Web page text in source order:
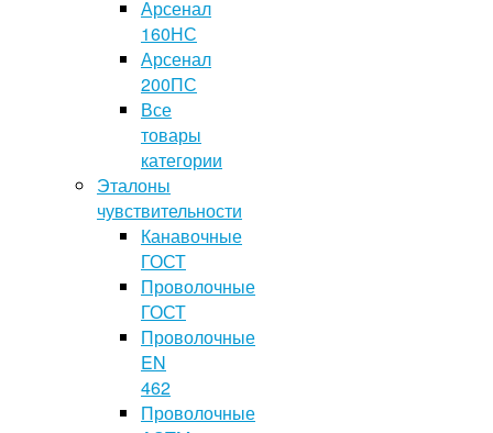
Арсенал
160НС
Арсенал
200ПС
Все
товары
категории
Эталоны
чувствительности
Канавочные
ГОСТ
Проволочные
ГОСТ
Проволочные
EN
462
Проволочные